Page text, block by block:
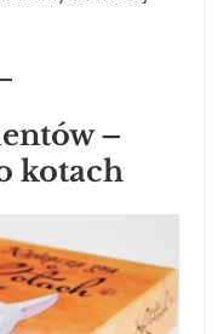
–
kotach